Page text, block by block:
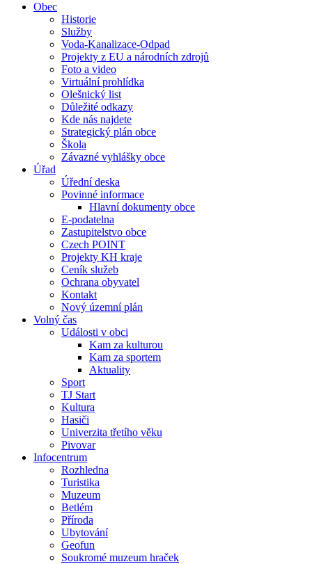
Obec
Historie
Služby
Voda-Kanalizace-Odpad
Projekty z EU a národních zdrojů
Foto a video
Virtuální prohlídka
Olešnický list
Důležité odkazy
Kde nás najdete
Strategický plán obce
Škola
Závazné vyhlášky obce
Úřad
Úřední deska
Povinné informace
Hlavní dokumenty obce
E-podatelna
Zastupitelstvo obce
Czech POINT
Projekty KH kraje
Ceník služeb
Ochrana obyvatel
Kontakt
Nový územní plán
Volný čas
Události v obci
Kam za kulturou
Kam za sportem
Aktuality
Sport
TJ Start
Kultura
Hasiči
Univerzita třetího věku
Pivovar
Infocentrum
Rozhledna
Turistika
Muzeum
Betlém
Příroda
Ubytování
Geofun
Soukromé muzeum hraček